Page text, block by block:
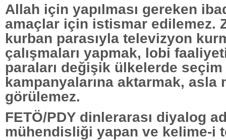
Allah için yapılması gereken
amaçlar için istismar edilemez.
kurban parasıyla televizyon
çalışmaları yapmak, lobi
paraları değişik ülkelerde seçim
kampanyalarına aktarmak, asla
görülemez.
FETÖ/PDY dinlerarası diyalog
mühendisliği yapan ve kelime-i